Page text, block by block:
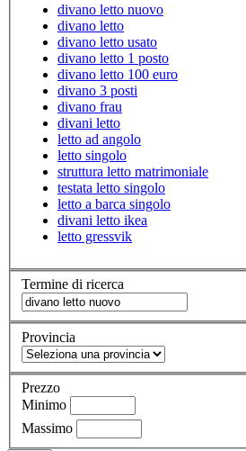
divano letto nuovo
divano letto
divano letto usato
divano letto 1 posto
divano letto 100 euro
divano 3 posti
divano frau
divani letto
letto ad angolo
letto singolo
struttura letto matrimoniale
testata letto singolo
letto a barca singolo
divani letto ikea
letto gressvik
Termine di ricerca
Provincia
Prezzo
Minimo
Massimo